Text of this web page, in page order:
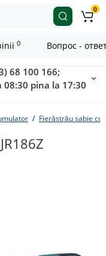
68 100 166;
08:30 pina la 17:30
0
Fierăstrău sabie cu
0 Вопрос -